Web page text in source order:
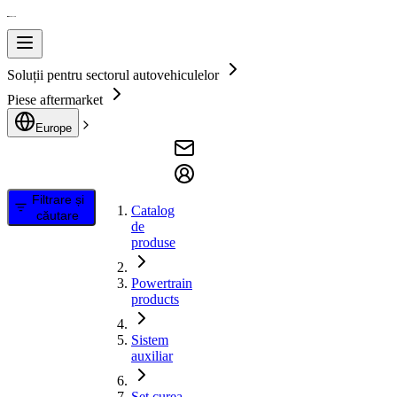
Soluții pentru sectorul autovehiculelor
Piese aftermarket
Europe
Filtrare și
căutare
Catalog
de
produse
Powertrain
products
Sistem
auxiliar